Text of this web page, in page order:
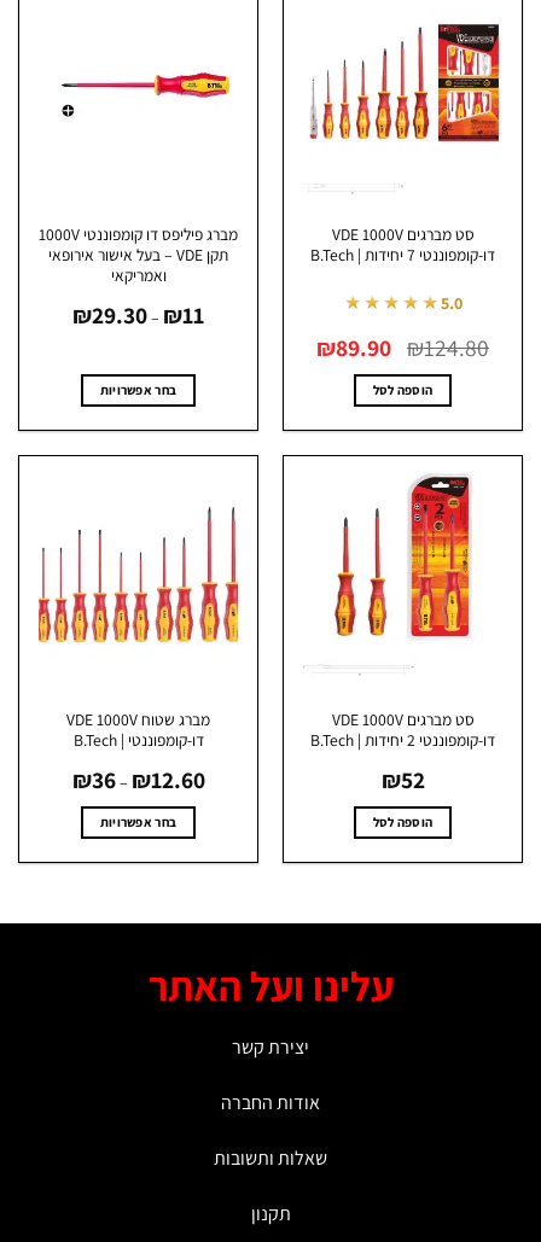
סט מברגים VDE 1000V
דו-קומפוננטי 7 יחידות | B.Tech
★★★★★
₪124.80 המקורי
היה:
₪124.80.
₪89.90 הנוכחי
הוא:
₪89.90.
הוספה לסל
מברג פיליפס דו קומפוננטי 1000V
תקן VDE – בעל אישור אירופאי
ואמריקאי
–
₪29.30 מחירים:
בחר אפשרויות
ניתן
את
האפשרויות
בעמוד
סט מברגים VDE 1000V
דו-קומפוננטי 2 יחידות | B.Tech
הוספה לסל
מברג שטוח VDE 1000V
דו-קומפוננטי | B.Tech
₪12.60
–
₪36 מחירים:
עד
⁦₪36⁩ בחר אפשרויות
מספר
ניתן
לבחור עלינו ועל האתר
יצירת קשר
אודות החברה
שאלות ותשובות